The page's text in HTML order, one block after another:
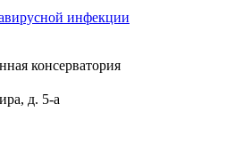
инфекции
консерватория
д. 5-а